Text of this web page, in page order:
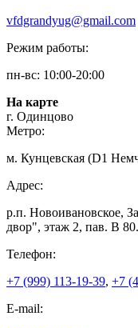
vfdgrandyug@gmail.com
Режим работы:
пн-вс: 10:00-20:00
На карте
г. Одинцово
Метро:
м. Кунцевская (D1
Адрес:
р.п. Новоивановское,
двор", этаж 2, пав. В 80.
Телефон:
+7 (999) 113-19-39, +7
E-mail: